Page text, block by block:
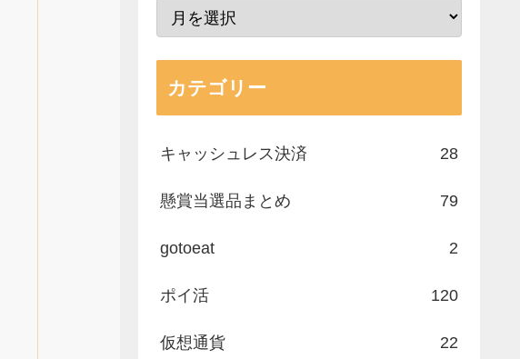
カテゴリー
キャッシュレス決済 28
懸賞当選品まとめ 79
gotoeat 2
ポイ活 120
仮想通貨 22